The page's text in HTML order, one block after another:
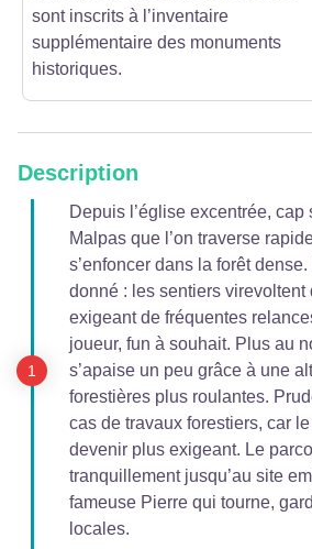
sont inscrits à l’inventaire
supplémentaire des monuments
historiques.
Description
Depuis l’église excentrée,
Malpas que l’on traverse
s’enfoncer dans la forêt
donné : les sentiers virevoltent
exigeant de fréquentes
joueur, fun à souhait. Plus au
s’apaise un peu grâce à une
forestières plus roulantes.
cas de travaux forestiers, car
devenir plus exigeant. Le
tranquillement jusqu’au site
fameuse Pierre qui tourne,
locales.